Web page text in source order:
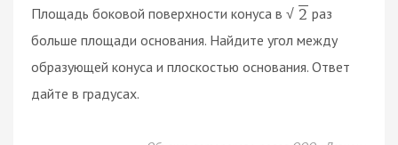
Площадь боковой поверхности конуса в √ 2 раз
больше площади основания. Найдите угол между
образующей конуса и плоскостью основания. Ответ
дайте в градусах.